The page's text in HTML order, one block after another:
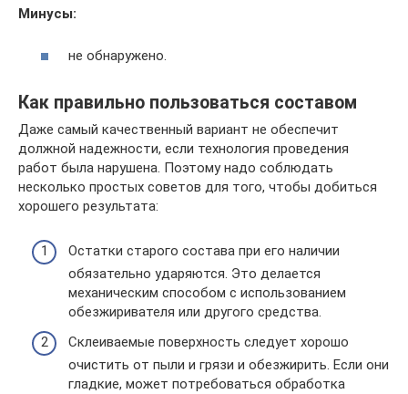
Минусы:
не обнаружено.
Как правильно пользоваться составом
Даже самый качественный вариант не обеспечит
должной надежности, если технология проведения
работ была нарушена. Поэтому надо соблюдать
несколько простых советов для того, чтобы добиться
хорошего результата:
Остатки старого состава при его наличии
обязательно ударяются. Это делается
механическим способом с использованием
обезжиривателя или другого средства.
Склеиваемые поверхность следует хорошо
очистить от пыли и грязи и обезжирить. Если они
гладкие, может потребоваться обработка